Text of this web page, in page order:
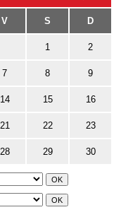
V S D
1 2
7 8 9
14 15 16
21 22 23
28 29 30